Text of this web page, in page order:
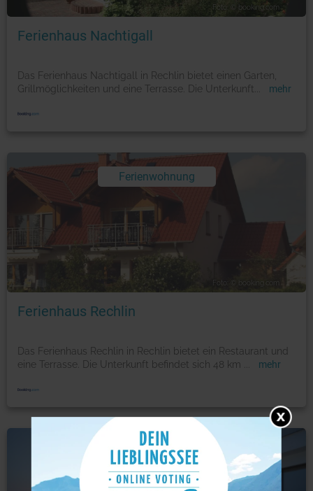
Foto: © booking.com
Ferienhaus Nachtigall
Das Ferienhaus Nachtigall in Rechlin bietet einen Garten,
Grillmöglichkeiten und eine Terrasse. Die Unterkunft
mehr
Ferienwohnung
Foto: © booking.com
Ferienhaus Rechlin
Das Ferienhaus Rechlin in Rechlin bietet ein Restaurant und
eine Terrasse. Die Unterkunft befindet sich 48 km
mehr
Ferienwohnung